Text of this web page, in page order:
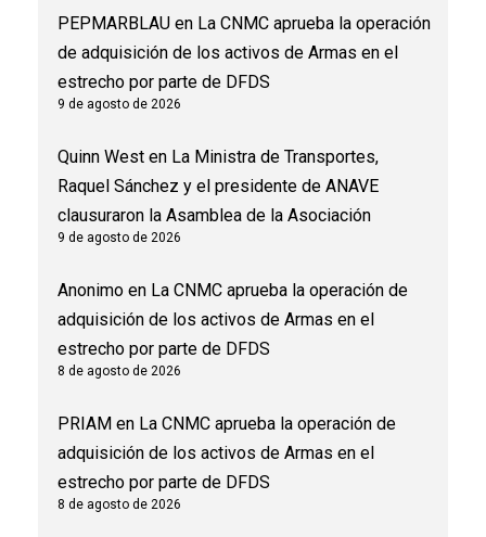
PEPMARBLAU en La CNMC aprueba la operación
de adquisición de los activos de Armas en el
estrecho por parte de DFDS
9 de agosto de 2026
Quinn West en La Ministra de Transportes,
Raquel Sánchez y el presidente de ANAVE
clausuraron la Asamblea de la Asociación
9 de agosto de 2026
Anonimo en La CNMC aprueba la operación de
adquisición de los activos de Armas en el
estrecho por parte de DFDS
8 de agosto de 2026
PRIAM en La CNMC aprueba la operación de
adquisición de los activos de Armas en el
estrecho por parte de DFDS
8 de agosto de 2026